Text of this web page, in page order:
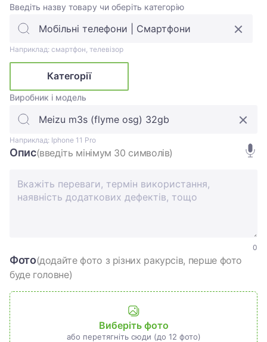
Введіть назву товару чи оберіть категорію
Наприклад: смартфон, телевізор
Категорії
Виробник і модель
Наприклад: Iphone 11 Pro
Опис(введіть мінімум 30 символів)
0
Фото(додайте фото з різних ракурсів, перше фото
буде головне)
Виберіть фото
або перетягніть сюди (до 12 фото)